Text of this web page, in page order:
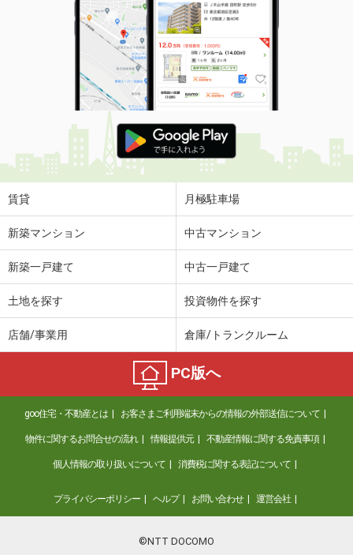
賃貸 月極駐車場
新築マンション 中古マンション
新築一戸建て 中古一戸建て
土地を探す 投資物件を探す
店舗/事業用 倉庫/トランクルーム
PC版へ
goo住宅・不動産とは お客さまご利用端末からの情報の外部送信について
物件に関するお問合せの流れ 情報提供元 不動産情報に関する免責事項
個人情報の取り扱いについて 消費税に関する表記について
プライバシーポリシー ヘルプ お問い合わせ 運営会社
©NTT DOCOMO